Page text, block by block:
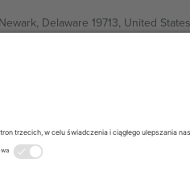
Delaware 19713, United States
53-55, 1606 Sofia, Bulgaria
Cuauhtémoc, 06700 Ciudad de
© 2026